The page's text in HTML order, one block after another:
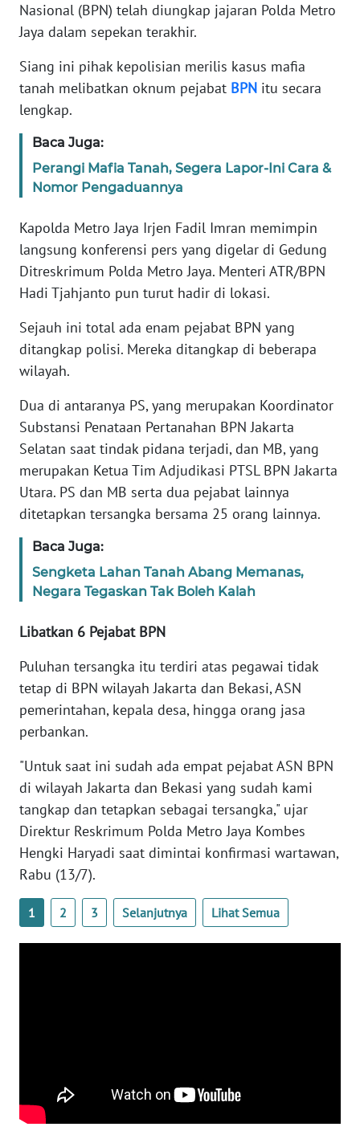
Nasional (BPN) telah diungkap jajaran Polda Metro
Jaya dalam sepekan terakhir.
Siang ini pihak kepolisian merilis kasus mafia
tanah melibatkan oknum pejabat BPN itu secara
lengkap.
Baca Juga:
Perangi Mafia Tanah, Segera Lapor-Ini Cara &
Nomor Pengaduannya
Kapolda Metro Jaya Irjen Fadil Imran memimpin
langsung konferensi pers yang digelar di Gedung
Ditreskrimum Polda Metro Jaya. Menteri ATR/BPN
Hadi Tjahjanto pun turut hadir di lokasi.
Sejauh ini total ada enam pejabat BPN yang
ditangkap polisi. Mereka ditangkap di beberapa
wilayah.
Dua di antaranya PS, yang merupakan Koordinator
Substansi Penataan Pertanahan BPN Jakarta
Selatan saat tindak pidana terjadi, dan MB, yang
merupakan Ketua Tim Adjudikasi PTSL BPN Jakarta
Utara. PS dan MB serta dua pejabat lainnya
ditetapkan tersangka bersama 25 orang lainnya.
Baca Juga:
Sengketa Lahan Tanah Abang Memanas,
Negara Tegaskan Tak Boleh Kalah
Libatkan 6 Pejabat BPN
Puluhan tersangka itu terdiri atas pegawai tidak
tetap di BPN wilayah Jakarta dan Bekasi, ASN
pemerintahan, kepala desa, hingga orang jasa
perbankan.
"Untuk saat ini sudah ada empat pejabat ASN BPN
di wilayah Jakarta dan Bekasi yang sudah kami
tangkap dan tetapkan sebagai tersangka," ujar
Direktur Reskrimum Polda Metro Jaya Kombes
Hengki Haryadi saat dimintai konfirmasi wartawan,
Rabu (13/7).
1 2 3 Selanjutnya Lihat Semua
EDITORIAL
Informasi
INDEKS
BERITA
KONTAK
KAMI
IKLAN
TENTANG
KAMI
PEDOMAN
MEDIA
SIBER
REDAKSI
KARIR
DISCLAIMER
Wahana
Regional
SUMUT
WN
JAKARTA
WN
JABAR
WN
BANTEN
NTT
WN
KEPRI
RIAU